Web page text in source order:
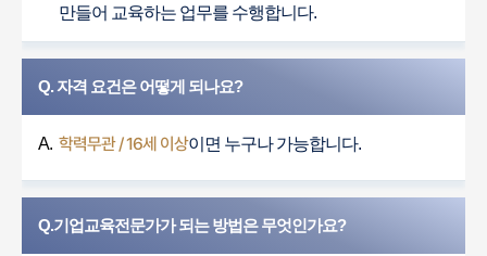
만들어 교육하는 업무를 수행합니다.
Q. 자격 요건은 어떻게 되나요?
A. 학력무관 / 16세 이상이면 누구나 가능합니다.
Q.기업교육전문가가 되는 방법은 무엇인가요?